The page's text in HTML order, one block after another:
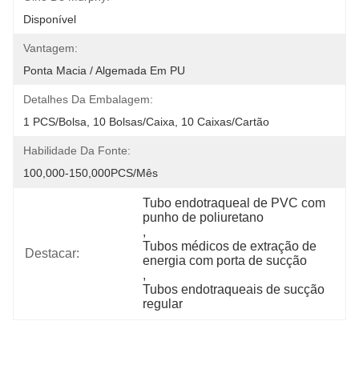
Disponível
Vantagem:
Ponta Macia / Algemada Em PU
Detalhes Da Embalagem:
1 PCS/Bolsa, 10 Bolsas/Caixa, 10 Caixas/Cartão
Habilidade Da Fonte:
100,000-150,000PCS/Mês
Destacar:
Tubo endotraqueal de PVC com
punho de poliuretano
,
Tubos médicos de extração de
energia com porta de sucção
,
Tubos endotraqueais de sucção
regular